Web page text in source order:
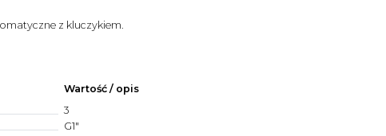
z kluczykiem.
Wartość / opis
3
G1"